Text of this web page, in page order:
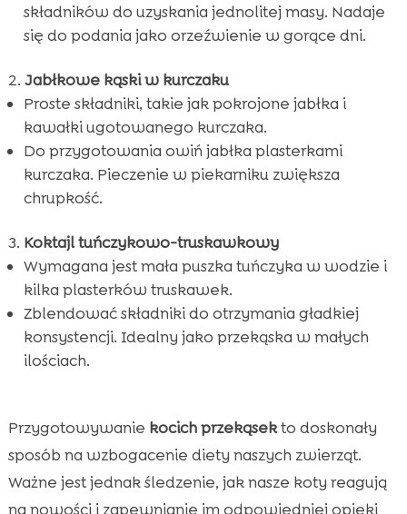
składników do uzyskania jednolitej masy. Nadaje
się do podania jako orzeźwienie w gorące dni.
Jabłkowe kąski w kurczaku
Proste składniki, takie jak pokrojone jabłka i
kawałki ugotowanego kurczaka.
Do przygotowania owiń jabłka plasterkami
kurczaka. Pieczenie w piekarniku zwiększa
chrupkość.
Koktajl tuńczykowo-truskawkowy
Wymagana jest mała puszka tuńczyka w wodzie i
kilka plasterków truskawek.
Zblendować składniki do otrzymania gładkiej
konsystencji. Idealny jako przekąska w małych
ilościach.
Przygotowywanie kocich przekąsekto doskonały
sposób na wzbogacenie diety naszych zwierząt.
Ważne jest jednak śledzenie, jak nasze koty reagują
na nowości i zapewnianie im odpowiedniej opieki